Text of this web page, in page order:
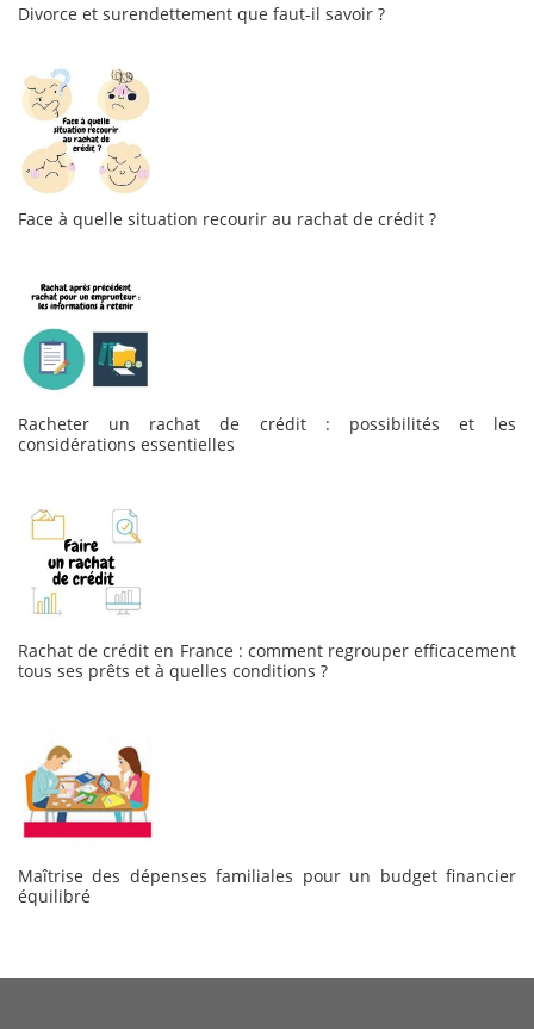
Divorce et surendettement que faut-il savoir ?
Face à quelle situation recourir au rachat de crédit ?
Racheter un rachat de crédit : possibilités et les
considérations essentielles
Rachat de crédit en France : comment regrouper efficacement
tous ses prêts et à quelles conditions ?
Maîtrise des dépenses familiales pour un budget financier
équilibré